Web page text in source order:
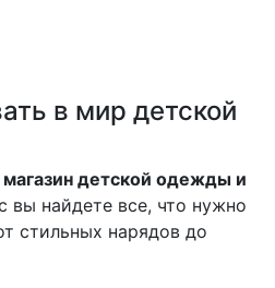
в мир детской
магазин детской одежды и
вы найдете все, что нужно
стильных нарядов до